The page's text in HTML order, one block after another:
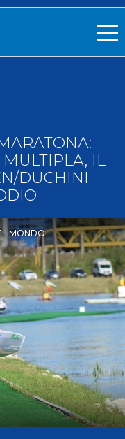
IL
DUCHINI
MONDO